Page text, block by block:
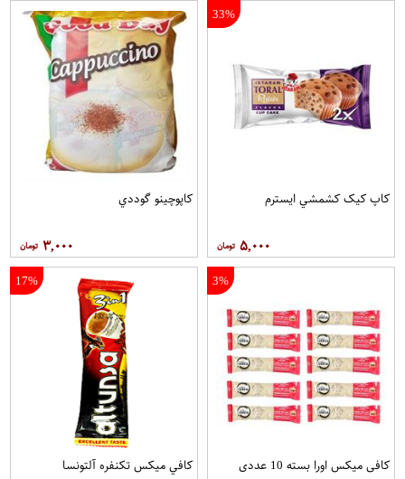
33%
کاپ کيک کشمشي ايسترم
۵,۰۰۰
کاپوچينو گوددي
۳,۰۰۰
3%
کافی میکس اورا بسته 10 عددی
17%
کافي ميکس تکنفره آلتونسا